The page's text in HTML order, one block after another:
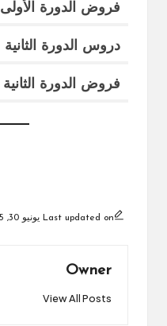
فروض الدورة الأولى
دروس الدورة الثانية
فروض الدورة الثانية
Last updated on يونيو 30, 2025
Owner
View All Posts